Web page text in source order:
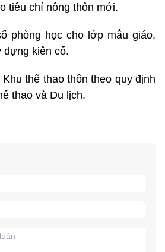
tiêu chí nông thôn mới.
phòng học cho lớp mẫu giáo,
dựng kiên cố.
thể thao thôn theo quy định
thao và Du lịch.